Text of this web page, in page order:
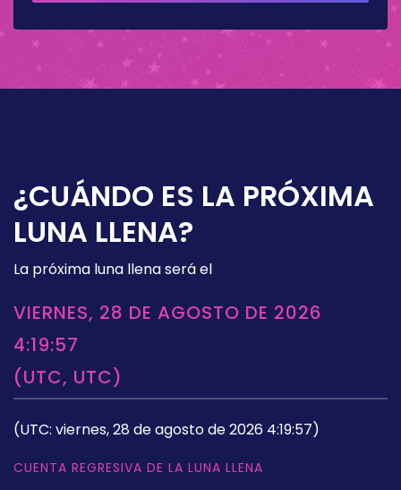
¿CUÁNDO ES LA PRÓXIMA
LUNA LLENA?
La próxima luna llena será el
VIERNES, 28 DE AGOSTO DE 2026
4:19:57
(UTC, UTC)
(UTC: viernes, 28 de agosto de 2026 4:19:57)
CUENTA REGRESIVA DE LA LUNA LLENA